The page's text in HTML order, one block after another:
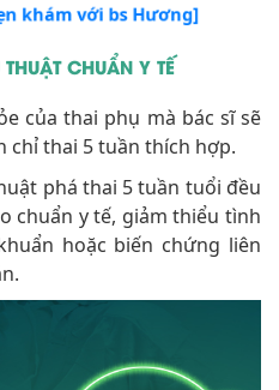
khám với bs Hương]
CHUẨN Y TẾ
của thai phụ mà bác sĩ sẽ
chỉ thai 5 tuần thích hợp.
phá thai 5 tuần tuổi đều
chuẩn y tế, giảm thiểu tình
hoặc biến chứng liên